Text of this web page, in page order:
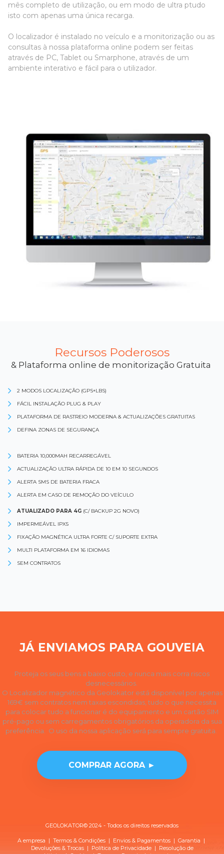
mês completo de utilização, ou em modo de ultra ptudo
isto com apenas uma única recarga.
O localizador é instalado no veículo e a monitorização ou as
consultas à nossa plataforma online podem ser feitas
através de PC, Tablet ou Smarphone, através de um
ambiente interativo e fácil para o utilizador.
Recursos Poderosos
& Plataforma online de monitorização Gratuita
2 MODOS LOCALIZAÇÃO (GPS+LBS)
FÁCIL INSTALAÇÃO PLUG & PLAY
PLATAFORMA DE RASTREIO MODERNA & ACTUALIZAÇÕES GRATUITAS
DEFINA ZONAS DE SEGURANÇA
BATERIA 10,000MAH RECARREGÁVEL
ACTUALIZAÇÃO ULTRA RÁPIDA DE 10 EM 10 SEGUNDOS
ALERTA SMS DE BATERIA FRACA
ALERTA EM CASO DE REMOÇÃO DO VEÍCULO
ATUALIZADO PARA 4G (C/ BACKUP 2G NOVO)
IMPERMEÁVEL IPX5
FIXAÇÃO MAGNÉTICA ULTRA FORTE C/ SUPORTE EXTRA
MULTI PLATAFORMA EM 16 IDIOMAS
SEM CONTRATOS
JÁ ENVIAMOS PARA GOUVEIA
Proteja os seus bens a baixo custo, e nunca mais corra riscos
desnecessários.
O Localizador magnético da Geolokator está disponível por apenas
169€ sem contratos nem taxas escondidas, tudo o que necessita
para colocar tudo a funcionar é do equipamento e um cartão SIM
pré-pago ou sem carregamentos obrigatórios da operadora da sua
preferência. O uso da nossa aplicação será para sempre gratuita.
COMPRAR AGORA ►
GEOLOKATOR© 2024 - Todos os direitos reservados
A empresa | Termos & Condições | Envios & Pagamentos | Garantia |
Devoluções & Trocas| Política de Privacidade| Resolução de